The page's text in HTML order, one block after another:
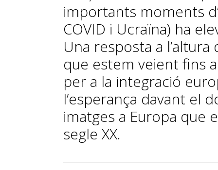
importants moments
COVID i Ucraïna) ha
Una resposta a
que estem veient fins
per a la integració
l’esperança davant el
imatges a Europa que
segle XX.